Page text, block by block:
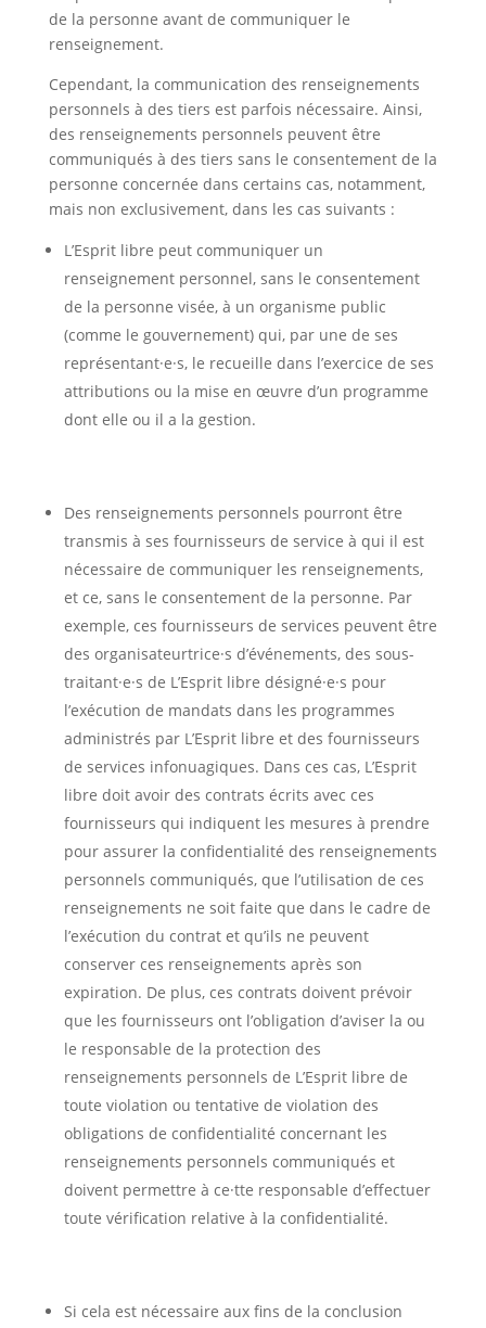
de la personne avant de communiquer le
renseignement.
Cependant, la communication des renseignements
personnels à des tiers est parfois nécessaire. Ainsi,
des renseignements personnels peuvent être
communiqués à des tiers sans le consentement de la
personne concernée dans certains cas, notamment,
mais non exclusivement, dans les cas suivants :
L’Esprit libre peut communiquer un
renseignement personnel, sans le consentement
de la personne visée, à un organisme public
(comme le gouvernement) qui, par une de ses
représentant·e·s, le recueille dans l’exercice de ses
attributions ou la mise en œuvre d’un programme
dont elle ou il a la gestion.
Des renseignements personnels pourront être
transmis à ses fournisseurs de service à qui il est
nécessaire de communiquer les renseignements,
et ce, sans le consentement de la personne. Par
exemple, ces fournisseurs de services peuvent être
des organisateurtrice·s d’événements, des sous-
traitant·e·s de L’Esprit libre désigné·e·s pour
l’exécution de mandats dans les programmes
administrés par L’Esprit libre et des fournisseurs
de services infonuagiques. Dans ces cas, L’Esprit
libre doit avoir des contrats écrits avec ces
fournisseurs qui indiquent les mesures à prendre
pour assurer la confidentialité des renseignements
personnels communiqués, que l’utilisation de ces
renseignements ne soit faite que dans le cadre de
l’exécution du contrat et qu’ils ne peuvent
conserver ces renseignements après son
expiration. De plus, ces contrats doivent prévoir
que les fournisseurs ont l’obligation d’aviser la ou
le responsable de la protection des
renseignements personnels de L’Esprit libre de
toute violation ou tentative de violation des
obligations de confidentialité concernant les
renseignements personnels communiqués et
doivent permettre à ce·tte responsable d’effectuer
toute vérification relative à la confidentialité.
Si cela est nécessaire aux fins de la conclusion